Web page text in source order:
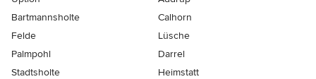
Bartmannsholte
Calhorn
Felde
Lüsche
Palmpohl
Darrel
Stadtsholte
Heimstatt